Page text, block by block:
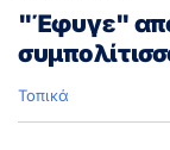
"Έφυγε"
Τοπικά